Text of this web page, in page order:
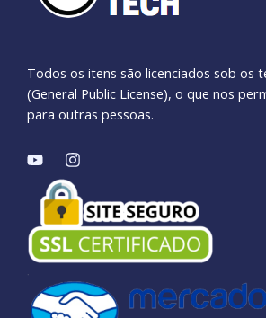
Todos os itens são licenciados sob os
(General Public License), o que nos
para outras pessoas.